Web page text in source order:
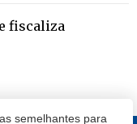
semelhantes para
fiscaliza